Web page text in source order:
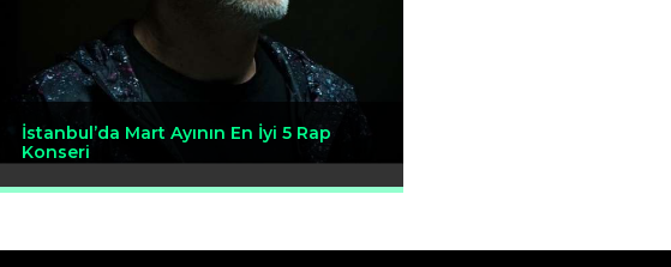
İstanbul’da Mart Ayının En İyi 5 Rap
Konseri